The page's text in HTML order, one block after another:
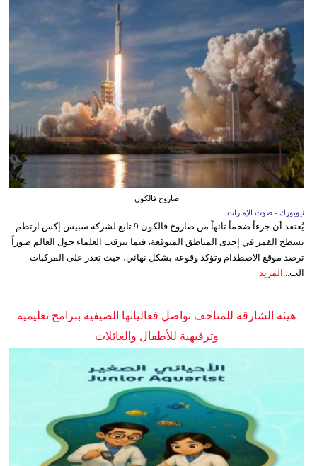
صاروخ فالكون
نيويورك - صوت الإمارات
يُعتقد أن جزءاً ضخماً تائهاً من صاروخ فالكون 9 تابع لشركة سبيس إكس ارتطم
بسطح القمر في إحدى المناطق المتوقعة، فيما يترقب العلماء حول العالم صوراً
ترصد موقع الاصطدام وتؤكد وقوعه بشكل نهائي، حيث تعذر على المركبات
الت...
المزيد
هيئة الشارقة للمتاحف تواصل فعالياتها الصيفية ببرامج تعليمية
وترفيهية للأطفال والعائلات